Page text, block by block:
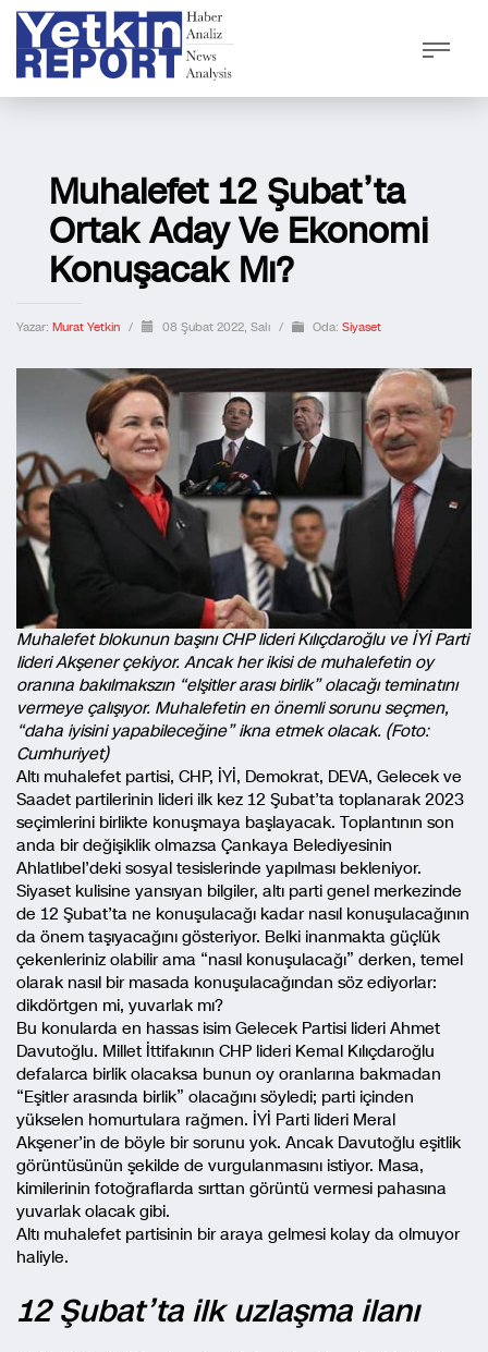
Muhalefet 12 Şubat’ta
Ortak Aday Ve Ekonomi
Konuşacak Mı?
Yazar: Murat Yetkin / 08 Şubat 2022, Salı / Oda: Siyaset
Muhalefet blokunun başını CHP lideri Kılıçdaroğlu ve İYİ Parti
lideri Akşener çekiyor. Ancak her ikisi de muhalefetin oy
oranına bakılmakszın “elşitler arası birlik” olacağı teminatını
vermeye çalışıyor. Muhalefetin en önemli sorunu seçmen,
“daha iyisini yapabileceğine” ikna etmek olacak. (Foto:
Cumhuriyet)
Altı muhalefet partisi, CHP, İYİ, Demokrat, DEVA, Gelecek ve
Saadet partilerinin lideri ilk kez 12 Şubat’ta toplanarak 2023
seçimlerini birlikte konuşmaya başlayacak. Toplantının son
anda bir değişiklik olmazsa Çankaya Belediyesinin
Ahlatlıbel’deki sosyal tesislerinde yapılması bekleniyor.
Siyaset kulisine yansıyan bilgiler, altı parti genel merkezinde
de 12 Şubat’ta ne konuşulacağı kadar nasıl konuşulacağının
da önem taşıyacağını gösteriyor. Belki inanmakta güçlük
çekenleriniz olabilir ama “nasıl konuşulacağı” derken, temel
olarak nasıl bir masada konuşulacağından söz ediyorlar:
dikdörtgen mi, yuvarlak mı?
Bu konularda en hassas isim Gelecek Partisi lideri Ahmet
Davutoğlu. Millet İttifakının CHP lideri Kemal Kılıçdaroğlu
defalarca birlik olacaksa bunun oy oranlarına bakmadan
“Eşitler arasında birlik” olacağını söyledi; parti içinden
yükselen homurtulara rağmen. İYİ Parti lideri Meral
Akşener’in de böyle bir sorunu yok. Ancak Davutoğlu eşitlik
görüntüsünün şekilde de vurgulanmasını istiyor. Masa,
kimilerinin fotoğraflarda sırttan görüntü vermesi pahasına
yuvarlak olacak gibi.
Altı muhalefet partisinin bir araya gelmesi kolay da olmuyor
haliyle.
12 Şubat’ta ilk uzlaşma ilanı